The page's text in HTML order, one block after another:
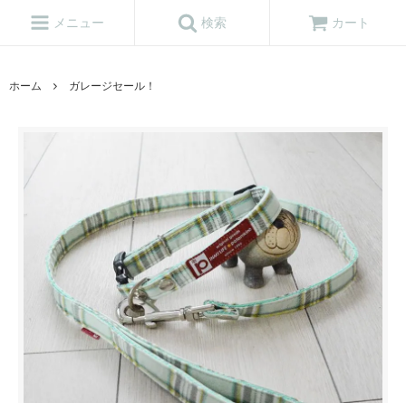
メニュー 検索 カート
ホーム ガレージセール！